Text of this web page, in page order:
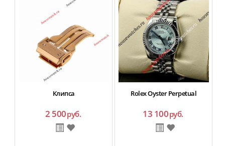
Клипса
2 500руб.
Rolex Oyster Perpetual
13 100руб.